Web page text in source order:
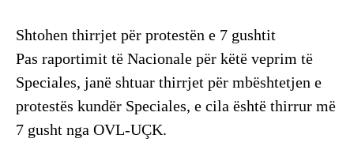
Shtohen thirrjet për protestën e 7 gushtit
Pas raportimit të Nacionale për këtë veprim të
Speciales, janë shtuar thirrjet për mbështetjen e
protestës kundër Speciales, e cila është thirrur më
7 gusht nga OVL-UÇK.